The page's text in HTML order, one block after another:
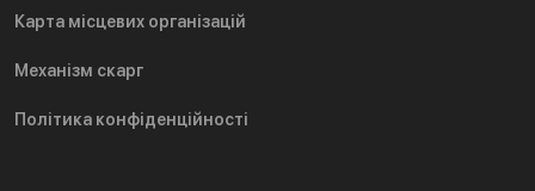
Карта місцевих організацій
Механізм скарг
Політика конфіденційності